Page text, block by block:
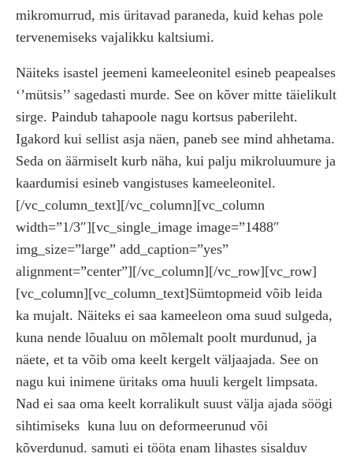
mikromurrud, mis üritavad paraneda, kuid kehas pole
tervenemiseks vajalikku kaltsiumi.
Näiteks isastel jeemeni kameeleonitel esineb peapealses
‘’mütsis’’ sagedasti murde. See on kõver mitte täielikult
sirge. Paindub tahapoole nagu kortsus paberileht.
Igakord kui sellist asja näen, paneb see mind ahhetama.
Seda on äärmiselt kurb näha, kui palju mikroluumure ja
kaardumisi esineb vangistuses kameeleonitel.
[/vc_column_text][/vc_column][vc_column
width=”1/3″][vc_single_image image=”1488″
img_size=”large” add_caption=”yes”
alignment=”center”][/vc_column][/vc_row][vc_row]
[vc_column][vc_column_text]Sümtopmeid võib leida
ka mujalt. Näiteks ei saa kameeleon oma suud sulgeda,
kuna nende lõualuu on mõlemalt poolt murdunud, ja
näete, et ta võib oma keelt kergelt väljaajada. See on
nagu kui inimene üritaks oma huuli kergelt limpsata.
Nad ei saa oma keelt korralikult suust välja ajada söögi
sihtimiseks kuna luu on deformeerunud või
kõverdunud. samuti ei tööta enam lihastes sisalduv